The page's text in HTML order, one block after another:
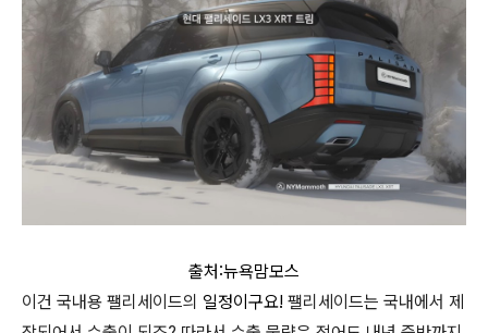
출처:뉴욕맘모스
이건 국내용 팰리세이드의 일정이구요! 팰리세이드는 국내에서 제